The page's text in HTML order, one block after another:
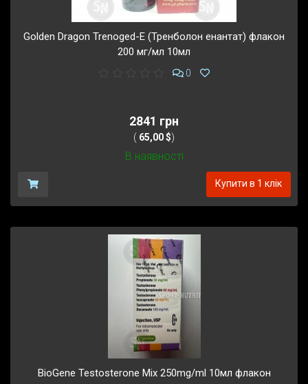
Golden Dragon Trenoged-E (Тренболон енантат) флакон
200 мг/мл 10мл
0
2841 грн
( 65,00 $)
В наявності
Купити в 1 клік
BioGene Testosterone Mix 250mg/ml 10мл флакон